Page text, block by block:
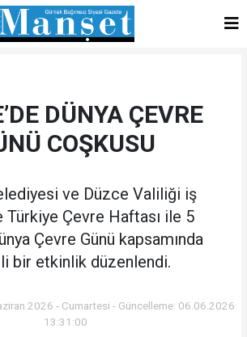
DÜNYA ÇEVRE
COŞKUSU
ve Düzce Valiliği iş
Türkiye Çevre Haftası ile 5
Çevre Günü kapsamında
bir etkinlik düzenlendi.
2026 - Cumartesi - Güncelleme: 06.06.2026
13:31:00